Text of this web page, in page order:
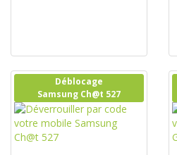
Déblocage
Samsung Ch@t 527